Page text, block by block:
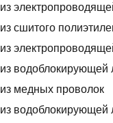
из
из сшитого
из
из водоблокирующей
из медных проволок
из водоблокирующей